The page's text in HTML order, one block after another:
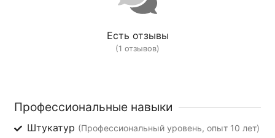
Есть отзывы
(1 отзывов)
Профессиональные навыки
Штукатур (Профессиональный уровень, опыт 10 лет)